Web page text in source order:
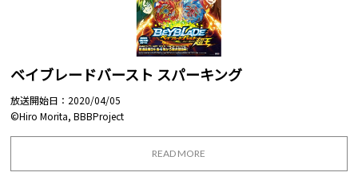
ベイブレードバースト スパーキング
放送開始日：2020/04/05
©Hiro Morita, BBBProject
READ MORE